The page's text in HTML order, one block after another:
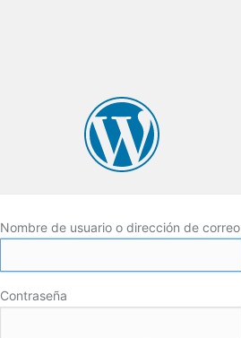
Nombre de usuario o dirección de correo
Contraseña